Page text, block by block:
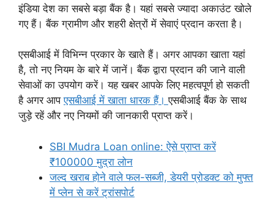
इंडिया देश का सबसे बड़ा बैंक है। यहां सबसे ज्यादा अकाउंट खोले
गए हैं। बैंक ग्रामीण और शहरी क्षेत्रों में सेवाएं प्रदान करता है।
एसबीआई में विभिन्न प्रकार के खाते हैं। अगर आपका खाता यहां
है, तो नए नियम के बारे में जानें। बैंक द्वारा प्रदान की जाने वाली
सेवाओं का उपयोग करें। यह खबर आपके लिए महत्वपूर्ण हो सकती
है अगर आपएसबीआई में खाता धारक हैं।एसबीआई बैंक के साथ
जुड़े रहें और नए नियमों की जानकारी प्राप्त करें।
SBI Mudra Loan online: ऐसे प्राप्त करें
₹100000 मुद्रा लोन
जल्द खराब होने वाले फल-सब्जी, डेयरी प्रोडक्ट को मुफ्त
में प्लेन से करें ट्रांसपोर्ट